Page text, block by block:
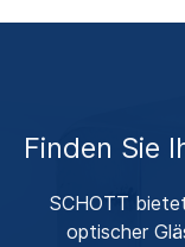
Finden Sie
SCHOTT
optischer